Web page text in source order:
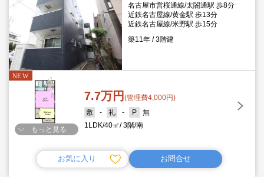
名古屋市営桜通線/太閤通駅 歩8分
近鉄名古屋線/黄金駅 歩13分
近鉄名古屋線/米野駅 歩15分
築11年
3階建
もっと見る 3階 南
7.7万円(管理費4,000円)
-
-
1LDK 40㎡
無
お気に入り お問合せ